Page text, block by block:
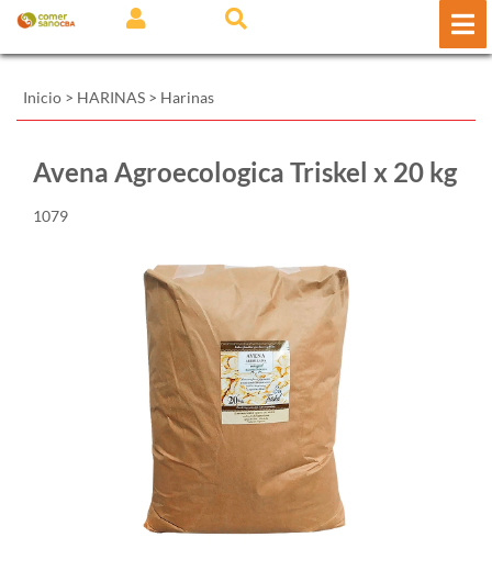
Inicio > HARINAS > Harinas
Avena Agroecologica Triskel x 20 kg
1079